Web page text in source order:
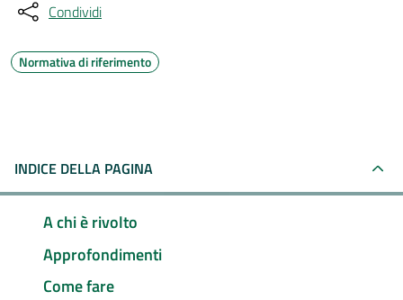
Condividi
Normativa di riferimento
INDICE DELLA PAGINA
A chi è rivolto
Approfondimenti
Come fare